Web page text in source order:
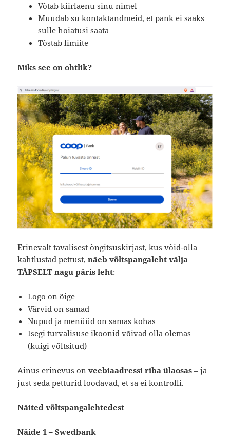
Võtab kiirlaenu sinu nimel
Muudab su kontaktandmeid, et pank ei saaks
sulle hoiatusi saata
Tõstab limiite
Miks see on ohtlik?
Erinevalt tavalisest õngitsuskirjast, kus võid-olla
kahtlustad pettust,näeb võltspangaleht välja
TÄPSELT nagu päris leht:
Logo on õige
Värvid on samad
Nupud ja menüüd on samas kohas
Isegi turvalisuse ikoonid võivad olla olemas
(kuigi võltsitud)
Ainus erinevus onveebiaadressi riba ülaosas – ja
just seda petturid loodavad, et sa ei kontrolli.
Näited võltspangalehtedest
Näide 1 – Swedbank